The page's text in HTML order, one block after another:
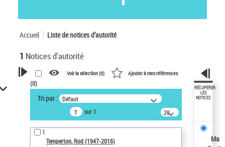
Accueil Liste de notices d’autorité
1 Notices d'autorité
VOTRE RECHERCHE
Recherche avancée dans les
notices d’autorité
Œuvres liées à l'auteur :
Temperton, Rod (1947-2016)
Voir la sélection (0) Ajouter à mes références
(0)
Tri par : Défaut
sur 1
20
résultats/page
1
Temperton, Rod (1947-2016)
RÉCUPÉRER
LES
NOTICES
Ma